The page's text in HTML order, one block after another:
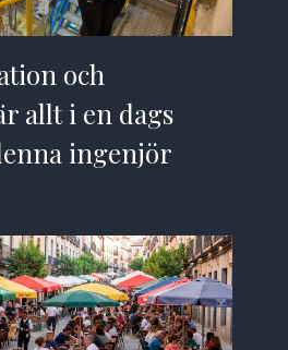
och
allt i en dags
ingenjör